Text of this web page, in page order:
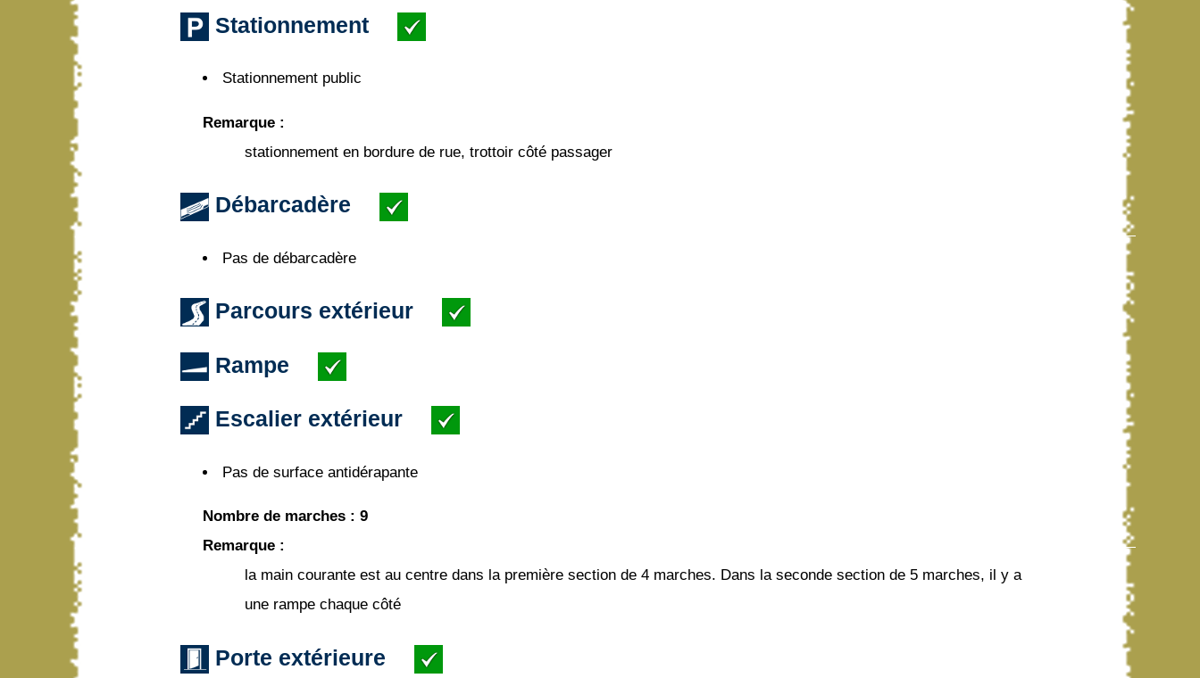
Stationnement
Stationnement public
Remarque :
stationnement en bordure de rue, trottoir côté passager
Débarcadère
Pas de débarcadère
Parcours extérieur
Rampe
Escalier extérieur
Pas de surface antidérapante
Nombre de marches : 9
Remarque :
la main courante est au centre dans la première section de 4 marches. Dans la seconde section de 5 marches, il y a
une rampe chaque côté
Porte extérieure